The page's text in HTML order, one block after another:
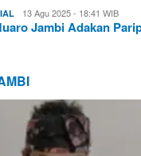
13 Agu 2025 - 18:41 WIB
Jambi Adakan